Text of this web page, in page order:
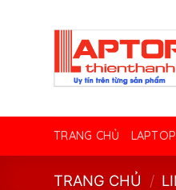
TRANG CHỦ
TRANG CHỦ /